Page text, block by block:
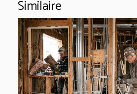
Similaire